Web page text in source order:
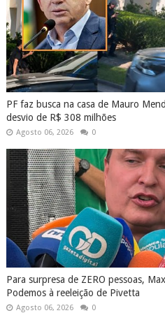
PF faz busca na casa de Mauro
desvio de R$ 308 milhões
Agosto 06, 2026 0
Para surpresa de ZERO pessoas,
Podemos à reeleição de Pivetta
Agosto 06, 2026 0